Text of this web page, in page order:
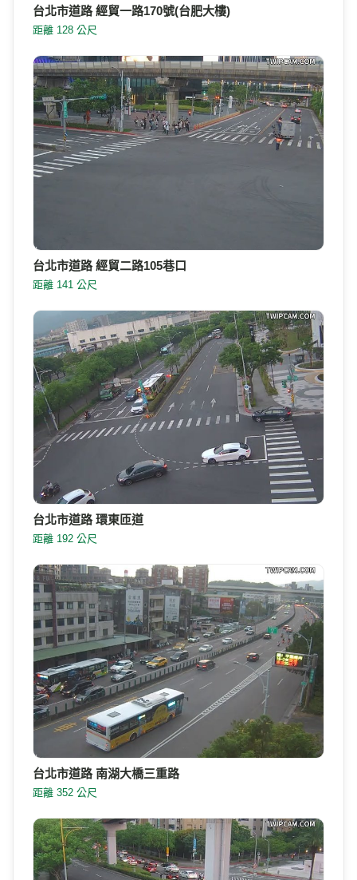
台北市道路 經貿一路170號(台肥大樓)
距離 128 公尺
台北市道路 經貿二路105巷口
距離 141 公尺
台北市道路 環東匝道
距離 192 公尺
台北市道路 南湖大橋三重路
距離 352 公尺